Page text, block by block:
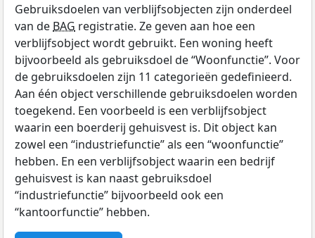
Gebruiksdoelen van verblijfsobjecten zijn onderdeel
van de BAG registratie. Ze geven aan hoe een
verblijfsobject wordt gebruikt. Een woning heeft
bijvoorbeeld als gebruiksdoel de “Woonfunctie”. Voor
de gebruiksdoelen zijn 11 categorieën gedefinieerd.
Aan één object verschillende gebruiksdoelen worden
toegekend. Een voorbeeld is een verblijfsobject
waarin een boerderij gehuisvest is. Dit object kan
zowel een “industriefunctie” als een “woonfunctie”
hebben. En een verblijfsobject waarin een bedrijf
gehuisvest is kan naast gebruiksdoel
“industriefunctie” bijvoorbeeld ook een
“kantoorfunctie” hebben.